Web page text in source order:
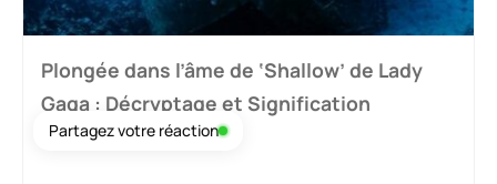
Plongée dans l’âme de ‘Shallow’ de Lady
Gaga : Décryptage et Signification
Profonde
Partagez votre réaction